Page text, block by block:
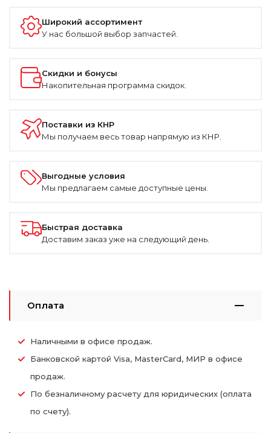
Широкий ассортимент
У нас большой выбор запчастей.
Скидки и бонусы
Накопительная программа скидок.
Поставки из КНР
Мы получаем весь товар напрямую из КНР.
Выгодные условия
Мы предлагаем самые доступные цены.
Быстрая доставка
Доставим заказ уже на следующий день.
Оплата
Наличными в офисе продаж.
Банковской картой Visa, MasterCard, МИР в офисе
продаж.
По безналичному расчету для юридических (оплата
по счету).